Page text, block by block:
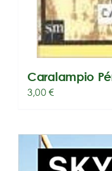
Caralampio
3,00€